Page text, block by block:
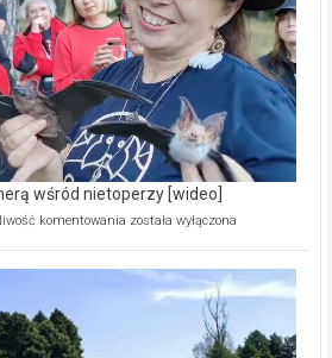
[wideo]
wśród nietoperzy [wideo]
komentowania Ekologiczne
kamerą
wśród
została wyłączona